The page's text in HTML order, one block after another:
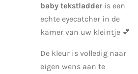
baby tekstladder is een
echte eyecatcher in de
kamer van uw kleintje 💕
De kleur is volledig naar
eigen wens aan te